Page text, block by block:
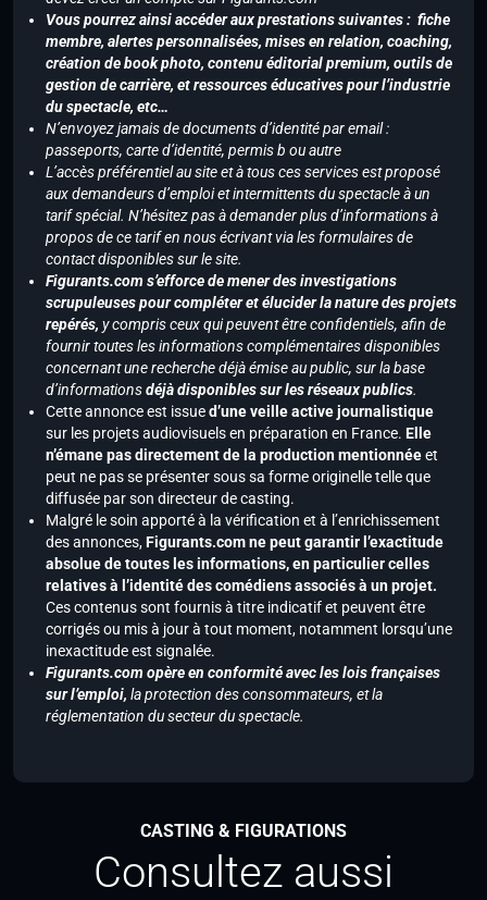
Vous pourrez ainsi accéder aux prestations suivantes : fiche
membre, alertes personnalisées, mises en relation, coaching,
création de book photo, contenu éditorial premium, outils de
gestion de carrière, et ressources éducatives pour l’industrie
du spectacle, etc…
N’envoyez jamais de documents d’identité par email :
passeports, carte d’identité, permis b ou autre
L’accès préférentiel au site et à tous ces services est proposé
aux demandeurs d’emploi et intermittents du spectacle à un
tarif spécial. N’hésitez pas à demander plus d’informations à
propos de ce tarif en nous écrivant via les formulaires de
contact disponibles sur le site.
Figurants.com s’efforce de mener des investigations
scrupuleuses pour compléter et élucider la nature des projets
repérés, y compris ceux qui peuvent être confidentiels, afin de
fournir toutes les informations complémentaires disponibles
concernant une recherche déjà émise au public, sur la base
d’informationsdéjà disponibles sur les réseaux publics.
Cette annonce est issued’une veille active journalistique
sur les projets audiovisuels en préparation en France. Elle
n’émane pas directement de la production mentionnéeet
peut ne pas se présenter sous sa forme originelle telle que
diffusée par son directeur de casting.
Malgré le soin apporté à la vérification et à l’enrichissement
des annonces,Figurants.com ne peut garantir l’exactitude
absolue de toutes les informations, en particulier celles
relatives à l’identité des comédiens associés à un projet.
Ces contenus sont fournis à titre indicatif et peuvent être
corrigés ou mis à jour à tout moment, notamment lorsqu’une
inexactitude est signalée.
Figurants.com opère en conformité avec les lois françaises
sur l’emploi, la protection des consommateurs, et la
réglementation du secteur du spectacle.
CASTING & FIGURATIONS
Consultez aussi